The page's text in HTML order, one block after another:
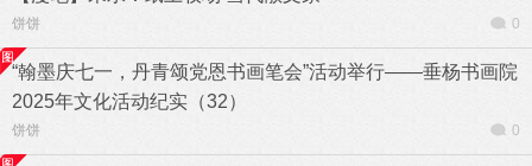
饼饼 0
“翰墨庆七一，丹青颂党恩书画笔会”活动举行——垂杨书画院
2025年文化活动纪实（32）
饼饼 0